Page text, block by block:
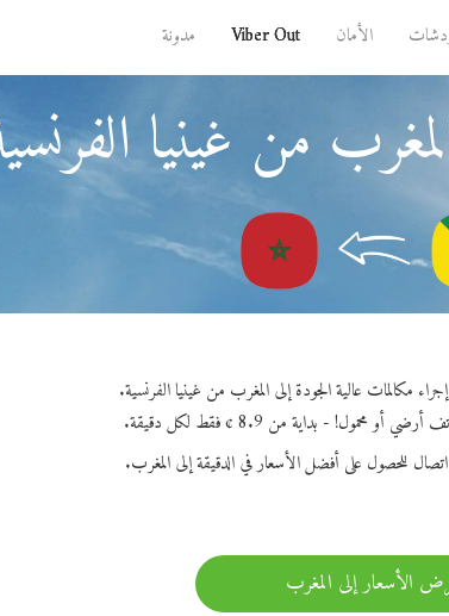
الأمان Viber Out مدونة
من غينيا
- بداية من 8.9 ¢ فقط لكل دقيقة.
للحصول على أفضل الأسعار في الدقيقة إلى المغرب.
الأسعار إلى المغرب